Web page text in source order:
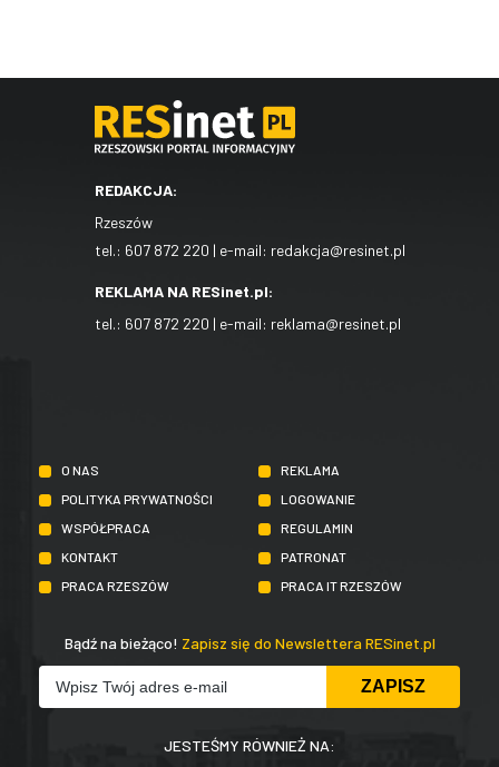
REDAKCJA:
Rzeszów
tel.: 607 872 220 | e-mail: redakcja@resinet.pl
REKLAMA NA RESinet.pl:
tel.: 607 872 220 | e-mail: reklama@resinet.pl
O NAS
REKLAMA
POLITYKA PRYWATNOŚCI
LOGOWANIE
WSPÓŁPRACA
REGULAMIN
KONTAKT
PATRONAT
PRACA RZESZÓW
PRACA IT RZESZÓW
Bądź na bieżąco! Zapisz się do Newslettera RESinet.pl
JESTEŚMY RÓWNIEŻ NA: